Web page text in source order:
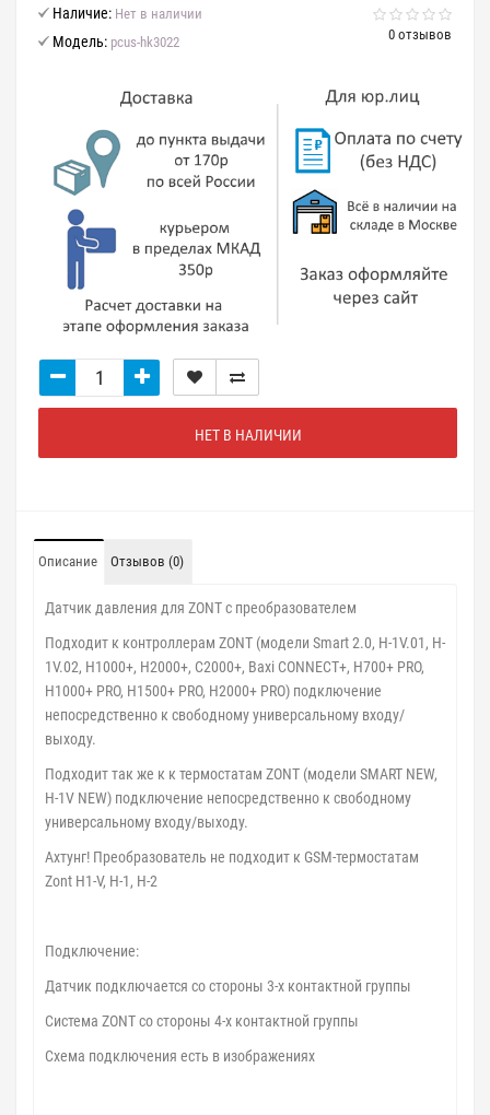
0 отзывов
Наличие: Нет в наличии
Модель: pcus-hk3022
НЕТ В НАЛИЧИИ
Описание Отзывов (0)
Датчик давления для ZONT с преобразователем
Подходит к контроллерам ZONT (модели Smart 2.0, H-1V.01, H-
1V.02, H1000+, H2000+, C2000+, Baxi CONNECT+, H700+ PRO,
H1000+ PRO, H1500+ PRO, H2000+ PRO) подключение
непосредственно к свободному универсальному входу/
выходу.
Подходит так же к к термостатам ZONT (модели SMART NEW,
H-1V NEW) подключение непосредственно к свободному
универсальному входу/выходу.
Ахтунг! Преобразователь не подходит к GSM-термостатам
Zont H1-V, H-1, H-2
Подключение:
Датчик подключается со стороны 3-х контактной группы
Система ZONT со стороны 4-х контактной группы
Схема подключения есть в изображениях